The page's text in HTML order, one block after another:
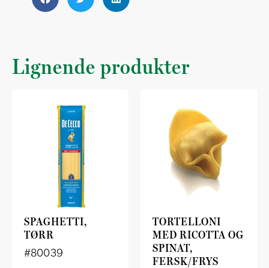
Lignende produkter
SPAGHETTI,
TØRR
#80039
TORTELLONI
MED RICOTTA OG
SPINAT,
FERSK/FRYS